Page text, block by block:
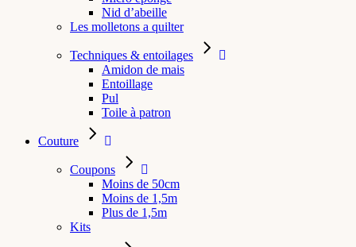
Nid d’abeille
Les molletons a quilter
Techniques & entoilages
Amidon de mais
Entoillage
Pul
Toile à patron
Couture
Coupons
Moins de 50cm
Moins de 1,5m
Plus de 1,5m
Kits